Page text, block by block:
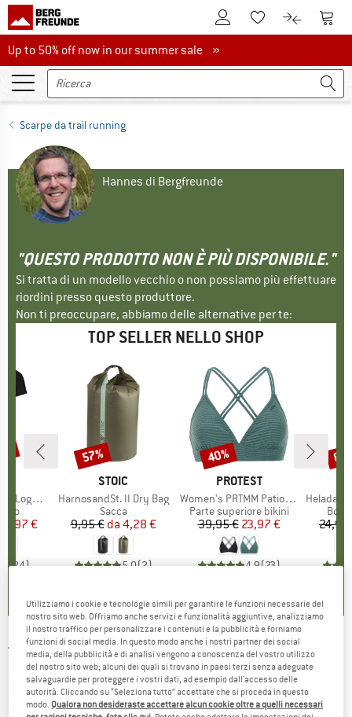
Al conto clienteAlla lista
Al Al
Up to 50% off now in our summer sale
Up to 50% off now in our summer sale »
Scarpe da trail running
Hannes di Bergfreunde
"QUESTO PRODOTTO NON È PIÙ DISPONIBILE."
Si tratta di un modello vecchio o non possiamo più effettuare
riordini presso questo produttore.
Non ti preoccupare, abbiamo delle alternative per te:
TOP SELLER NELLO SHOP
T-Shirt
ridotto
€
(24)
MARCHIO
STOIC
Articolo
HarnosandSt. II Dry Bag
Gruppo di prodotti
Sacca
Prezzo
9,95 € Prezzo ridotto
da 4,28 €
5,0(2)
Sconto
57%
MARCHIO
PROTEST
Articolo
Women's PRTMM Patio Triangle
Gruppo di prodotti
Parte superiore bikini
Prezzo
39,95 €Prezzo ridotto
23,97 €
4,9(23)
Sconto
40%
Articolo
HeladagenSt.
24,95
THE NORTH FACE - Women's Summit Vectiv
Sky - Scarpe per trail running
(0)
Utilizziamo i cookie e tecnologie simili per garantire le funzioni necessarie del
nostro sito web. Offriamo anche servizi e funzionalità aggiuntive, analizziamo
il nostro traffico per personalizzare i contenuti e la pubblicità e forniamo
funzioni di social media. In questo modo anche i nostri partner dei social
media, della pubblicità e di analisi vengono a conoscenza del vostro utilizzo
del nostro sito web; alcuni dei quali si trovano in paesi terzi senza adeguate
salvaguardie per proteggere i vostri dati, ad esempio dall'accesso delle
autorità. Cliccando su “Seleziona tutto” accettate che si proceda in questo
modo. Qualora non desideraste accettare alcun cookie oltre a quelli necessari